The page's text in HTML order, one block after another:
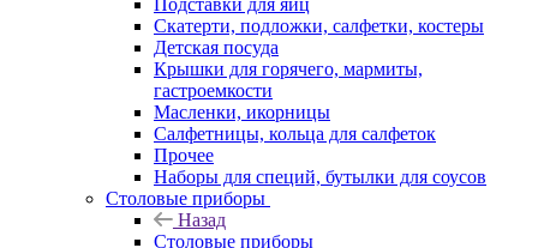
Подставки для яиц
Скатерти, подложки, салфетки, костеры
Детская посуда
Крышки для горячего, мармиты,
гастроемкости
Масленки, икорницы
Салфетницы, кольца для салфеток
Прочее
Наборы для специй, бутылки для соусов
Столовые приборы
Назад
Столовые приборы